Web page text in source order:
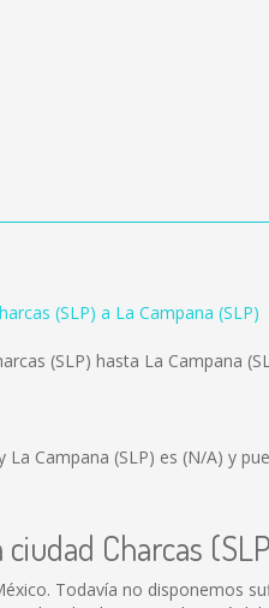
(SLP) a La Campana (SLP)
(SLP) hasta La Campana
La Campana (SLP) es (N/A) y
Charcas
Todavía no disponemos